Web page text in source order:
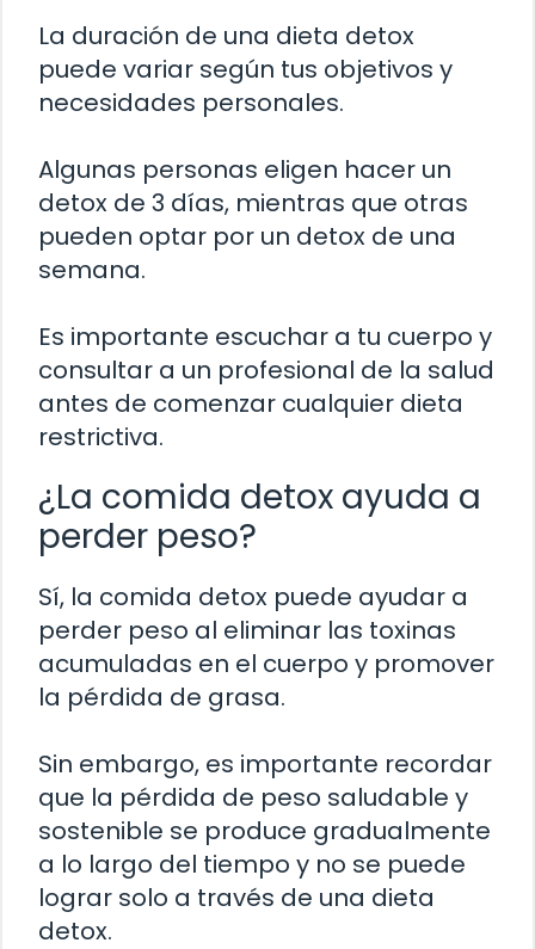
La duración de una dieta detox
puede variar según tus objetivos y
necesidades personales.
Algunas personas eligen hacer un
detox de 3 días, mientras que otras
pueden optar por un detox de una
semana.
Es importante escuchar a tu cuerpo y
consultar a un profesional de la salud
antes de comenzar cualquier dieta
restrictiva.
¿La comida detox ayuda a
perder peso?
Sí, la comida detox puede ayudar a
perder peso al eliminar las toxinas
acumuladas en el cuerpo y promover
la pérdida de grasa.
Sin embargo, es importante recordar
que la pérdida de peso saludable y
sostenible se produce gradualmente
a lo largo del tiempo y no se puede
lograr solo a través de una dieta
detox.